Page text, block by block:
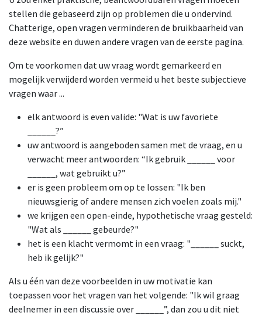
stellen die gebaseerd zijn op problemen die u ondervind.
Chatterige, open vragen verminderen de bruikbaarheid van
deze website en duwen andere vragen van de eerste pagina.
Om te voorkomen dat uw vraag wordt gemarkeerd en
mogelijk verwijderd worden vermeid u het beste subjectieve
vragen waar ...
elk antwoord is even valide: "Wat is uw favoriete
______?”
uw antwoord is aangeboden samen met de vraag, en u
verwacht meer antwoorden: “Ik gebruik ______ voor
______, wat gebruikt u?”
er is geen probleem om op te lossen: "Ik ben
nieuwsgierig of andere mensen zich voelen zoals mij."
we krijgen een open-einde, hypothetische vraag gesteld:
"Wat als ______ gebeurde?"
het is een klacht vermomt in een vraag: "______ suckt,
heb ik gelijk?"
Als u één van deze voorbeelden in uw motivatie kan
toepassen voor het vragen van het volgende: "Ik wil graag
deelnemer in een discussie over ______”, dan zou u dit niet